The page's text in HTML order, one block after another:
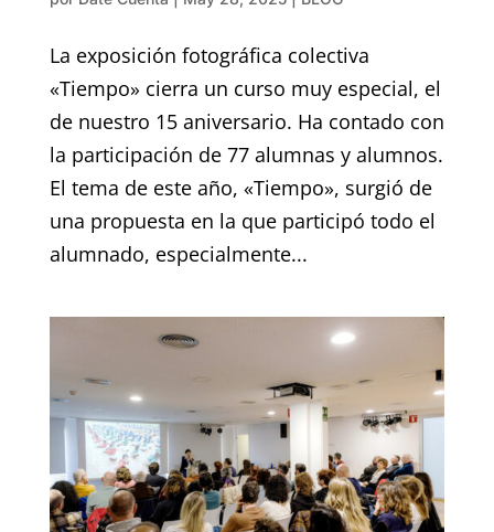
La exposición fotográfica colectiva
«Tiempo» cierra un curso muy especial, el
de nuestro 15 aniversario. Ha contado con
la participación de 77 alumnas y alumnos.
El tema de este año, «Tiempo», surgió de
una propuesta en la que participó todo el
alumnado, especialmente...